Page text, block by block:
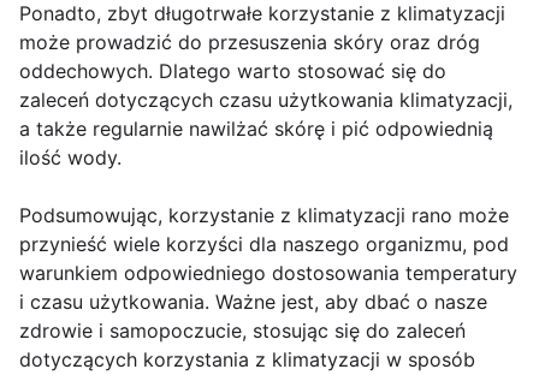
Ponadto, zbyt długotrwałe korzystanie z klimatyzacji
może prowadzić do przesuszenia skóry oraz dróg
oddechowych. Dlatego warto stosować się do
zaleceń dotyczących czasu użytkowania klimatyzacji,
a także regularnie nawilżać skórę i pić odpowiednią
ilość wody.
Podsumowując, korzystanie z klimatyzacji rano może
przynieść wiele korzyści dla naszego organizmu, pod
warunkiem odpowiedniego dostosowania temperatury
i czasu użytkowania. Ważne jest, aby dbać o nasze
zdrowie i samopoczucie, stosując się do zaleceń
dotyczących korzystania z klimatyzacji w sposób